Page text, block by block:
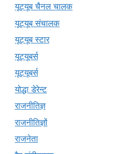
यूट्यूब चैनल चालक
यूट्यूब संचालक
यूट्यूब स्टार
यूट्‍यूबर्स
यूट्यूबर्स
योद्धा डेरेन्ट
राजनीतिज्ञ
राजनीतिज्ञों
राजनेता